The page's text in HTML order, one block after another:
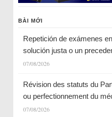
BÀI MỚI
Repetición de exámenes
solución justa o un
07/08/2026
Révision des statuts du
ou perfectionnement du
07/08/2026